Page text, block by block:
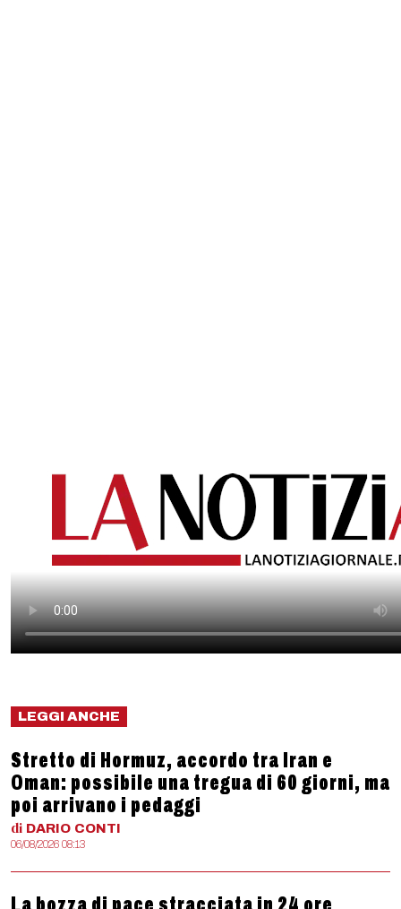
LEGGI ANCHE
Stretto di Hormuz, accordo tra Iran e
Oman: possibile una tregua di 60 giorni, ma
poi arrivano i pedaggi
di DARIO CONTI
06/08/2026 08:13